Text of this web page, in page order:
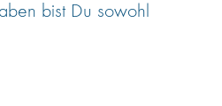
bist Du sowohl